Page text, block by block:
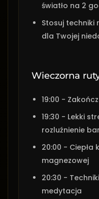
światło na 2
Stosuj techniki
dla Twojej
Wieczorna
19:00 -
19:30 - Lekki
rozluźnienie
20:00 - Ciepła
magnezowej
20:30 -
medytacja